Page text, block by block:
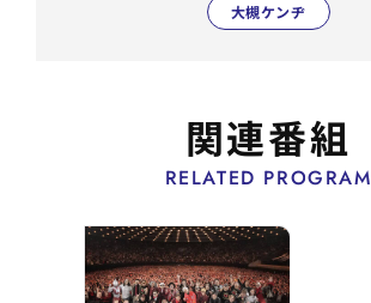
大槻ケンヂ
関連番組
RELATED PROGRAM